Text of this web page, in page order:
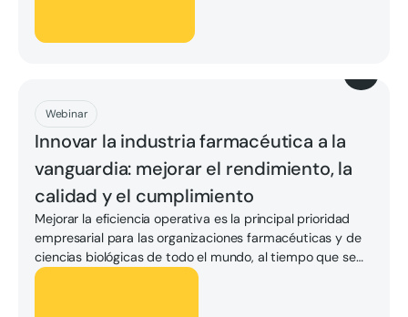
Webinar
Innovar la industria farmacéutica a la
vanguardia: mejorar el rendimiento, la
calidad y el cumplimiento
Mejorar la eficiencia operativa es la principal prioridad
empresarial para las organizaciones farmacéuticas y de
ciencias biológicas de todo el mundo, al tiempo que se
garantiza la seguridad, la calidad y el cumplimiento. La
Desbloquear
Descargar